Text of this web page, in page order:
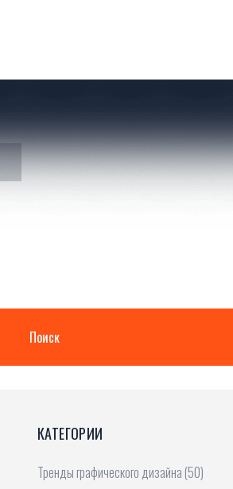
КАТЕГОРИИ
Тренды графического дизайна (50)